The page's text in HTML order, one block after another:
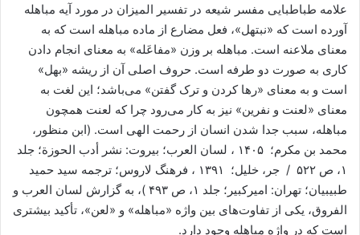
علامه طباطبایی مفسر شیعه در تفسیر المیزان در مورد آیه مباهله
آورده‌ است که «نبتهل»، فعل مضارع از ماده مباهله است که به
معنای ملاعنه است. مباهله بر وزن «مفاعَله» به معنای انجام دادن
کاری به صورت دو طرفه است. حروف اصلی آن از ریشه «بهل»
است و به معنای «رها کردن و ترک گفتن» می‌باشد؛ این لغت به
معنای «لعنت و نفرین» نیز به کار می‌رود چرا که لعنت همچون
مباهله، سبب جدا شدن انسان از رحمت الهی است. (ابن منظور،
محمد بن مکرم؛ ۱۴۰۵ ، لسان العرب؛ بیروت: نشر أدب الحوزة؛ جلد
۱، ص ۵۲۲ / جر، خلیل؛ ۱۳۹۱ ، فرهنگ لاروس؛ ترجمه سید حمید
طبیبیان؛ تهران: امیرکبیر؛ جلد ۱، ص ۴۹۳ )، به گزارش لسان العرب و
الفروق، یکی از تفاوت‌های بین واژه «مباهله» و «لعن»، تأکید بیشتری
است که در واژه مباهله وجود دارد.